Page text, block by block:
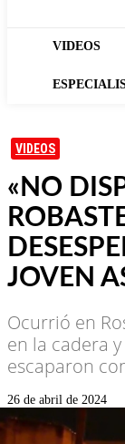
VIDEOS
VIDEOS
«NO
JOVEN
Ocurrió en
en la cadera
escaparon
26 de abril de 2024